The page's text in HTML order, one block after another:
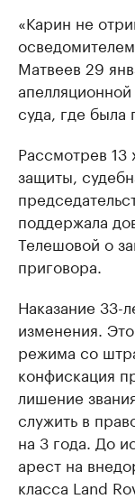
«Карин не
Матвеев 29
суда, где была
Рассмотрев 13
защиты,
поддержала
Телешовой о
приговора.
Наказание 33-
изменения.
режима со
конфискация
лишение
служить в
на 3 года. До
арест на
класса Land